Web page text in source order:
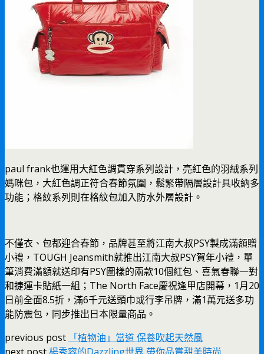
paul frank也運用大紅色調貫穿系列設計，亮紅色的羽絨系列
媽咪包，大紅色調正符合春節氛圍，鬆緊帶隔層設計具收納多
功能；格紋系列則在格紋包加入防水外層設計。
不僅衣、包都迎合春節，品牌甚至將江南大叔PSY製成滿額贈
小禮，TOUGH Jeansmith就推出江南大叔PSY賀年小禮，單
筆消費滿額就送印有PSY圖樣的兩款10個紅包、喜氣春聯一對
和捷運卡貼紙一組；The North Face慶祝逢甲店開幕，1月20
日前全面8.5折，滿6千元送頭巾或行李吊牌，滿1萬元送多功
能防震包，同步推出日本限量商品。
previous post
「植物油」當道 保養吹起天然風